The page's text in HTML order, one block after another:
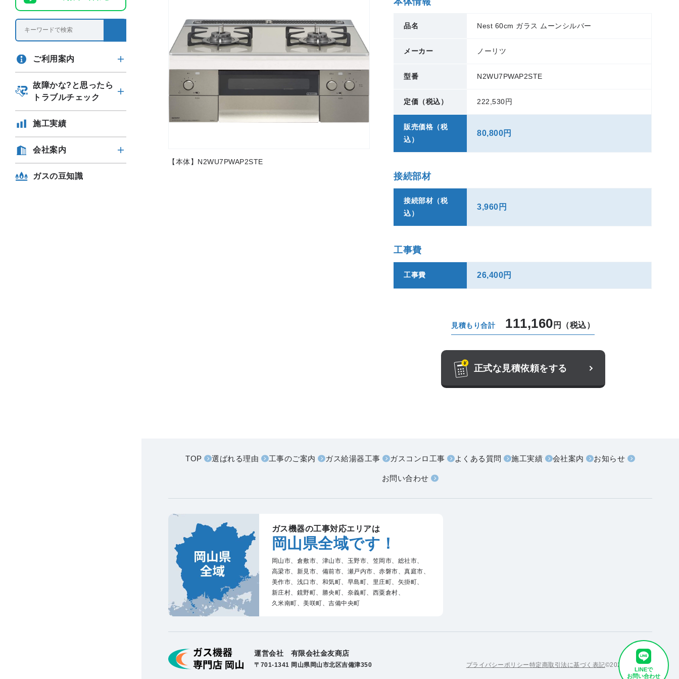
ご利用案内
故障かな?と思ったら
トラブルチェック
施工実績
会社案内
ガスの豆知識
【本体】N2WU7PWAP2STE
品名 Nest 60cm ガラス ムーンシルバー
メーカー ノーリツ
型番 N2WU7PWAP2STE
定価（税込） 222,530円
販売価格（税
込）
80,800円
接続部材
接続部材（税
込）
3,960円
工事費
工事費 26,400円
見積もり合計 111,160 円（税込）
正式な見積依頼をする
TOP 選ばれる理由 工事のご案内 ガス給湯器工事 ガスコンロ工事 よくある質問 施工実績 会社案内 お知らせ
お問い合わせ
ガス機器の工事対応エリアは
岡山県全域です！
岡山市、 倉敷市、 津山市、 玉野市、 笠岡市、 総社市、
高梁市、 新見市、 備前市、 瀬戸内市、赤磐市、真庭市、
美作市、 浅口市、 和気町、 早島町、 里庄町、 矢掛町、
新庄村、 鏡野町、 勝央町、 奈義町、 西粟倉村、
久米南町、美咲町、吉備中央町
運営会社 有限会社金友商店
〒701-1341 岡山県岡山市北区吉備津350 プライバシーポリシー特定商取引法に基づく表記©2023 金友商店
LINEで
お問い合わせ